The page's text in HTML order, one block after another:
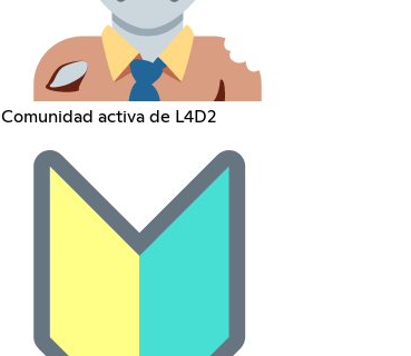
Comunidad activa de L4D2